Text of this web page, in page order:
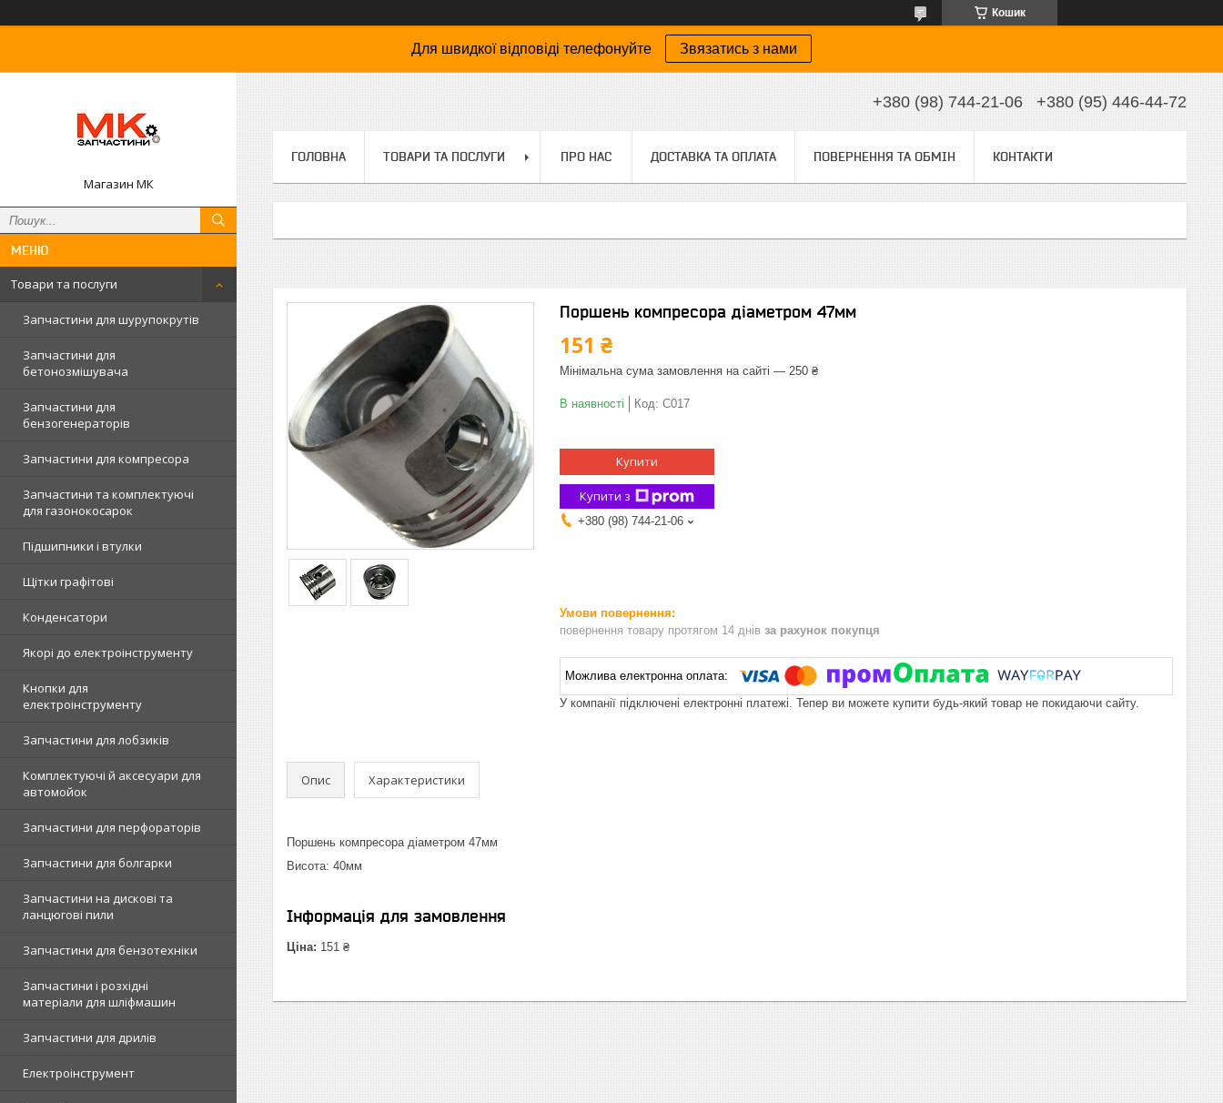
Кошик
Для швидкої відповіді телефонуйте Звязатись з нами
Магазин МК
Товари та послуги
Запчастини для шурупокрутів
Запчастини для
бетонозмішувача
Запчастини для
бензогенераторів
Запчастини для компресора
Запчастини та комплектуючі
для газонокосарок
Підшипники і втулки
Щітки графітові
Конденсатори
Якорі до електроінструменту
Кнопки для
електроінструменту
Запчастини для лобзиків
Комплектуючі й аксесуари для
автомойок
Запчастини для перфораторів
Запчастини для болгарки
Запчастини на дискові та
ланцюгові пили
Запчастини для бензотехніки
Запчастини і розхідні
матеріали для шліфмашин
Запчастини для дрилів
Електроінструмент
+380 (98) 744-21-06 +380 (95) 446-44-72
ГОЛОВНА ТОВАРИ ТА ПОСЛУГИ ПРО НАС ДОСТАВКА ТА ОПЛАТА ПОВЕРНЕННЯ ТА ОБМІН КОНТАКТИ
Поршень компресора діаметром 47мм
151 ₴
Мінімальна сума замовлення на сайті — 250 ₴
В наявності Код: C017
Купити
Купити з
+380 (98) 744-21-06
повернення товару протягом 14 днів за рахунок покупця
У компанії підключені електронні платежі. Тепер ви можете купити будь-який товар не покидаючи сайту.
Опис Характеристики
Поршень компресора діаметром 47мм
Висота: 40мм
Інформація для замовлення
Ціна: 151 ₴